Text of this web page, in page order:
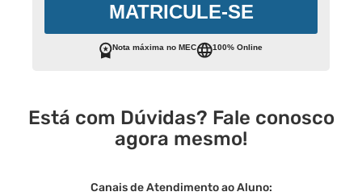
MATRICULE-SE
Nota máxima no MEC 100% Online
Está com Dúvidas? Fale conosco
agora mesmo!
Canais de Atendimento ao Aluno: